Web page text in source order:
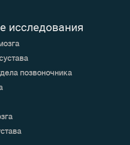
исследования
позвоночника